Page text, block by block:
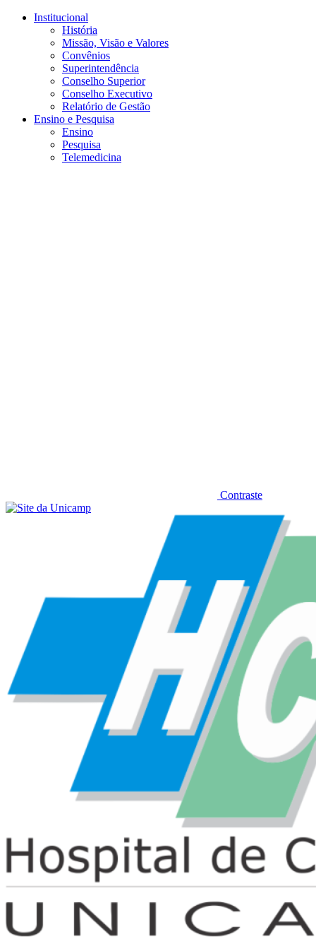
Conteúdo principal
Institucional
História
Missão, Visão e Valores
Convênios
Superintendência
Conselho Superior
Conselho Executivo
Relatório de Gestão
Ensino e Pesquisa
Ensino
Pesquisa
Telemedicina
Contraste